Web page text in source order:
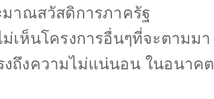
มาณสวัสดิการภาครัฐ
ม่เห็นโครงการอื่นๆที่จะตามมา
งถึงความไม่แน่นอน ในอนาคต